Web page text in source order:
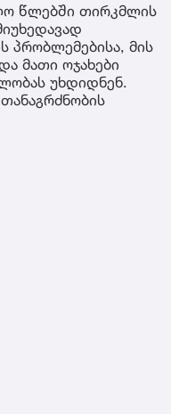
წლებში თირკმლის
პრობლემებისა, მის
მათი ოჯახები
უხდიდნენ.